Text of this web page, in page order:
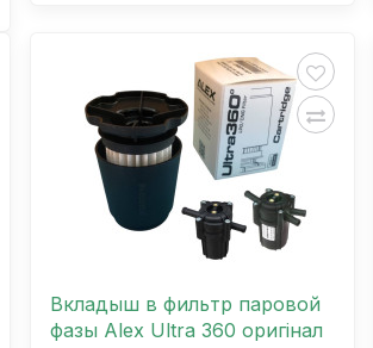
Вкладыш в фильтр паровой
фазы Аlex Ultra 360 оригінал